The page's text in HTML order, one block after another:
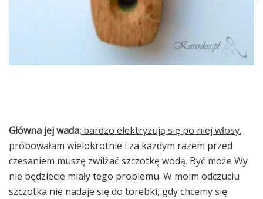
Główna jej wada: bardzo elektryzują się po niej włosy,
próbowałam wielokrotnie i za każdym razem przed
czesaniem muszę zwilżać szczotkę wodą. Być może Wy
nie będziecie miały tego problemu. W moim odczuciu
szczotka nie nadaje się do torebki, gdy chcemy się